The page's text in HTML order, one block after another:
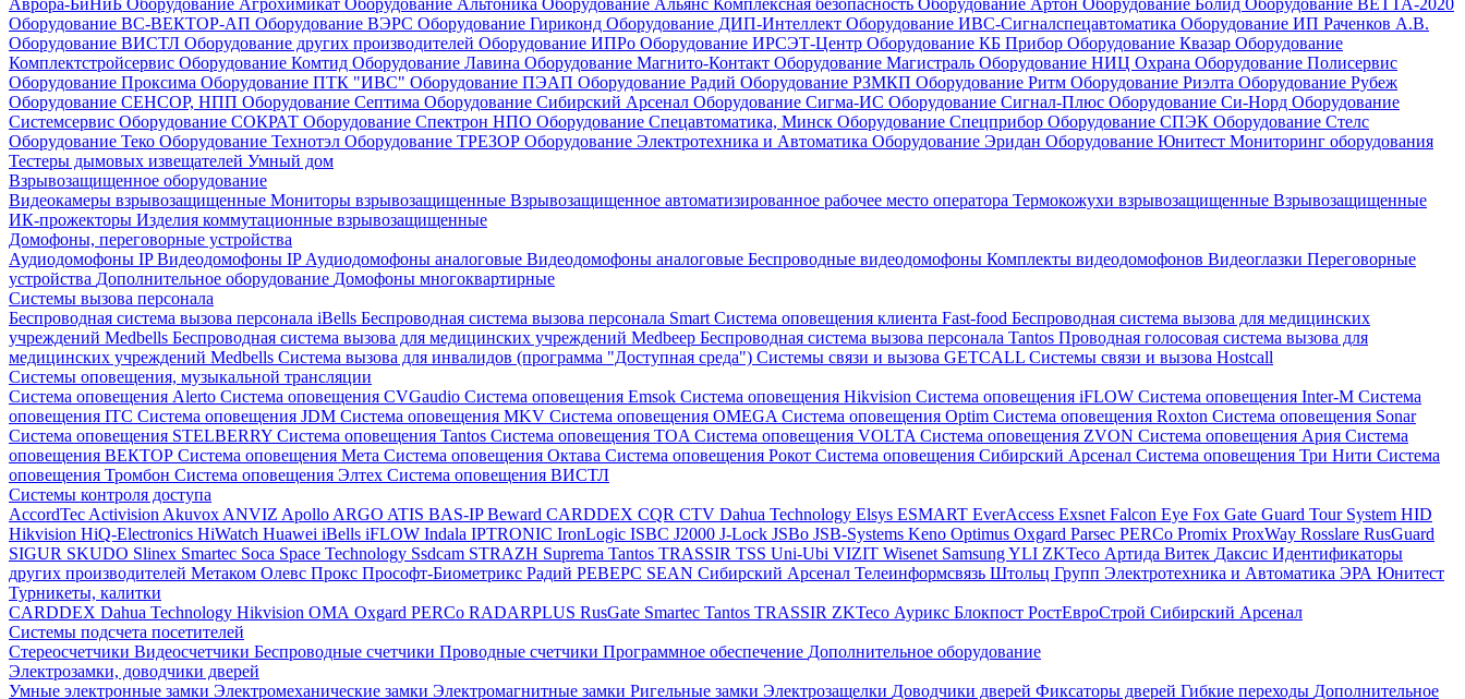
Оборудование ВС-ВЕКТОР-АП Оборудование ВЭРС Оборудование Гириконд Оборудование ДИП-Интеллект Оборудование ИВС-Сигналспецавтоматика Оборудование ИП Раченков А.В.
Оборудование ВИСТЛ Оборудование других производителей Оборудование ИПРо Оборудование ИРСЭТ-Центр Оборудование КБ Прибор Оборудование Квазар Оборудование
Комплектстройсервис Оборудование Комтид Оборудование Лавина Оборудование Магнито-Контакт Оборудование Магистраль Оборудование НИЦ Охрана Оборудование Полисервис
Оборудование Проксима Оборудование ПТК "ИВС" Оборудование ПЭАП Оборудование Радий Оборудование РЗМКП Оборудование Ритм Оборудование Риэлта Оборудование Рубеж
Оборудование СЕНСОР, НПП Оборудование Септима Оборудование Сибирский Арсенал Оборудование Сигма-ИС Оборудование Сигнал-Плюс Оборудование Си-Норд Оборудование
Системсервис Оборудование СОКРАТ Оборудование Спектрон НПО Оборудование Спецавтоматика, Минск Оборудование Спецприбор Оборудование СПЭК Оборудование Стелс
Оборудование Теко Оборудование Технотэл Оборудование ТРЕЗОР Оборудование Электротехника и Автоматика Оборудование Эридан Оборудование Юнитест Мониторинг оборудования
Тестеры дымовых извещателей Умный дом
Взрывозащищенное оборудование
Видеокамеры взрывозащищенные Мониторы взрывозащищенные Взрывозащищенное автоматизированное рабочее место оператора Термокожухи взрывозащищенные Взрывозащищенные
ИК-прожекторы Изделия коммутационные взрывозащищенные
Домофоны, переговорные устройства
Аудиодомофоны IPВидеодомофоны IP Аудиодомофоны аналоговые Видеодомофоны аналоговые Беспроводные видеодомофоны Комплекты видеодомофонов Видеоглазки Переговорные
устройства Дополнительное оборудование Домофоны многоквартирные
Системы вызова персонала
Беспроводная система вызова персонала iBells Беспроводная система вызова персонала Smart Система оповещения клиента Fast-food Беспроводная система вызова для медицинских
учреждений Medbells Беспроводная система вызова для медицинских учреждений Medbeep Беспроводная система вызова персонала Tantos Проводная голосовая система вызова для
медицинских учреждений Medbells Система вызова для инвалидов (программа "Доступная среда") Системы связи и вызова GETCALL Системы связи и вызова Hostcall
Системы оповещения, музыкальной трансляции
Система оповещения Alerto Система оповещения CVGaudio Система оповещения Emsok Система оповещения Hikvision Система оповещения iFLOW Система оповещения Inter-M Система
оповещения ITC Система оповещения JDM Система оповещения MKV Система оповещения OMEGA Система оповещения Optim Система оповещения Roxton Система оповещения Sonar
Система оповещения STELBERRY Система оповещения Tantos Система оповещения TOA Система оповещения VOLTA Система оповещения ZVON Система оповещения Ария Система
оповещения ВЕКТОР Система оповещения Мета Система оповещения Октава Система оповещения Рокот Система оповещения Сибирский Арсенал Система оповещения Три Нити Система
оповещения Тромбон Система оповещения Элтех Система оповещения ВИСТЛ
Системы контроля доступа
AccordTec Activision Akuvox ANVIZ Apollo ARGO ATIS BAS-IPBeward CARDDEX CQR CTV Dahua Technology Elsys ESMART EverAccess Exsnet Falcon Eye Fox Gate Guard Tour System HID
Hikvision HiQ-Electronics HiWatch Huawei iBells iFLOW Indala IPTRONIC IronLogic ISBC J2000 J-Lock JSBo JSB-Systems Keno Optimus Oxgard Parsec PERCo Promix ProxWay Rosslare RusGuard
SIGUR SKUDO Slinex Smartec Soca Space Technology Ssdcam STRAZH Suprema Tantos TRASSIR TSS Uni-Ubi VIZIT Wisenet SamsungYLI ZKTeco Артида Витек Даксис Идентификаторы
других производителей Метаком Олевс Прокс Прософт-Биометрикс Радий РЕВЕРС SEAN Сибирский Арсенал Телеинформсвязь Штольц Групп Электротехника и Автоматика ЭРА Юнитест
Турникеты, калитки
CARDDEX Dahua Technology Hikvision ОМА Oxgard PERCo RADARPLUS RusGate Smartec Tantos TRASSIR ZKTeco Аурикс Блокпост РостЕвроСтрой Сибирский Арсенал
Системы подсчета посетителей
Стереосчетчики Видеосчетчики Беспроводные счетчики Проводные счетчики Программное обеспечение Дополнительное оборудование
Электрозамки, доводчики дверей
Умные электронные замки Электромеханические замки Электромагнитные замки Ригельные замки Электрозащелки Доводчики дверей Фиксаторы дверей Гибкие переходы Дополнительное